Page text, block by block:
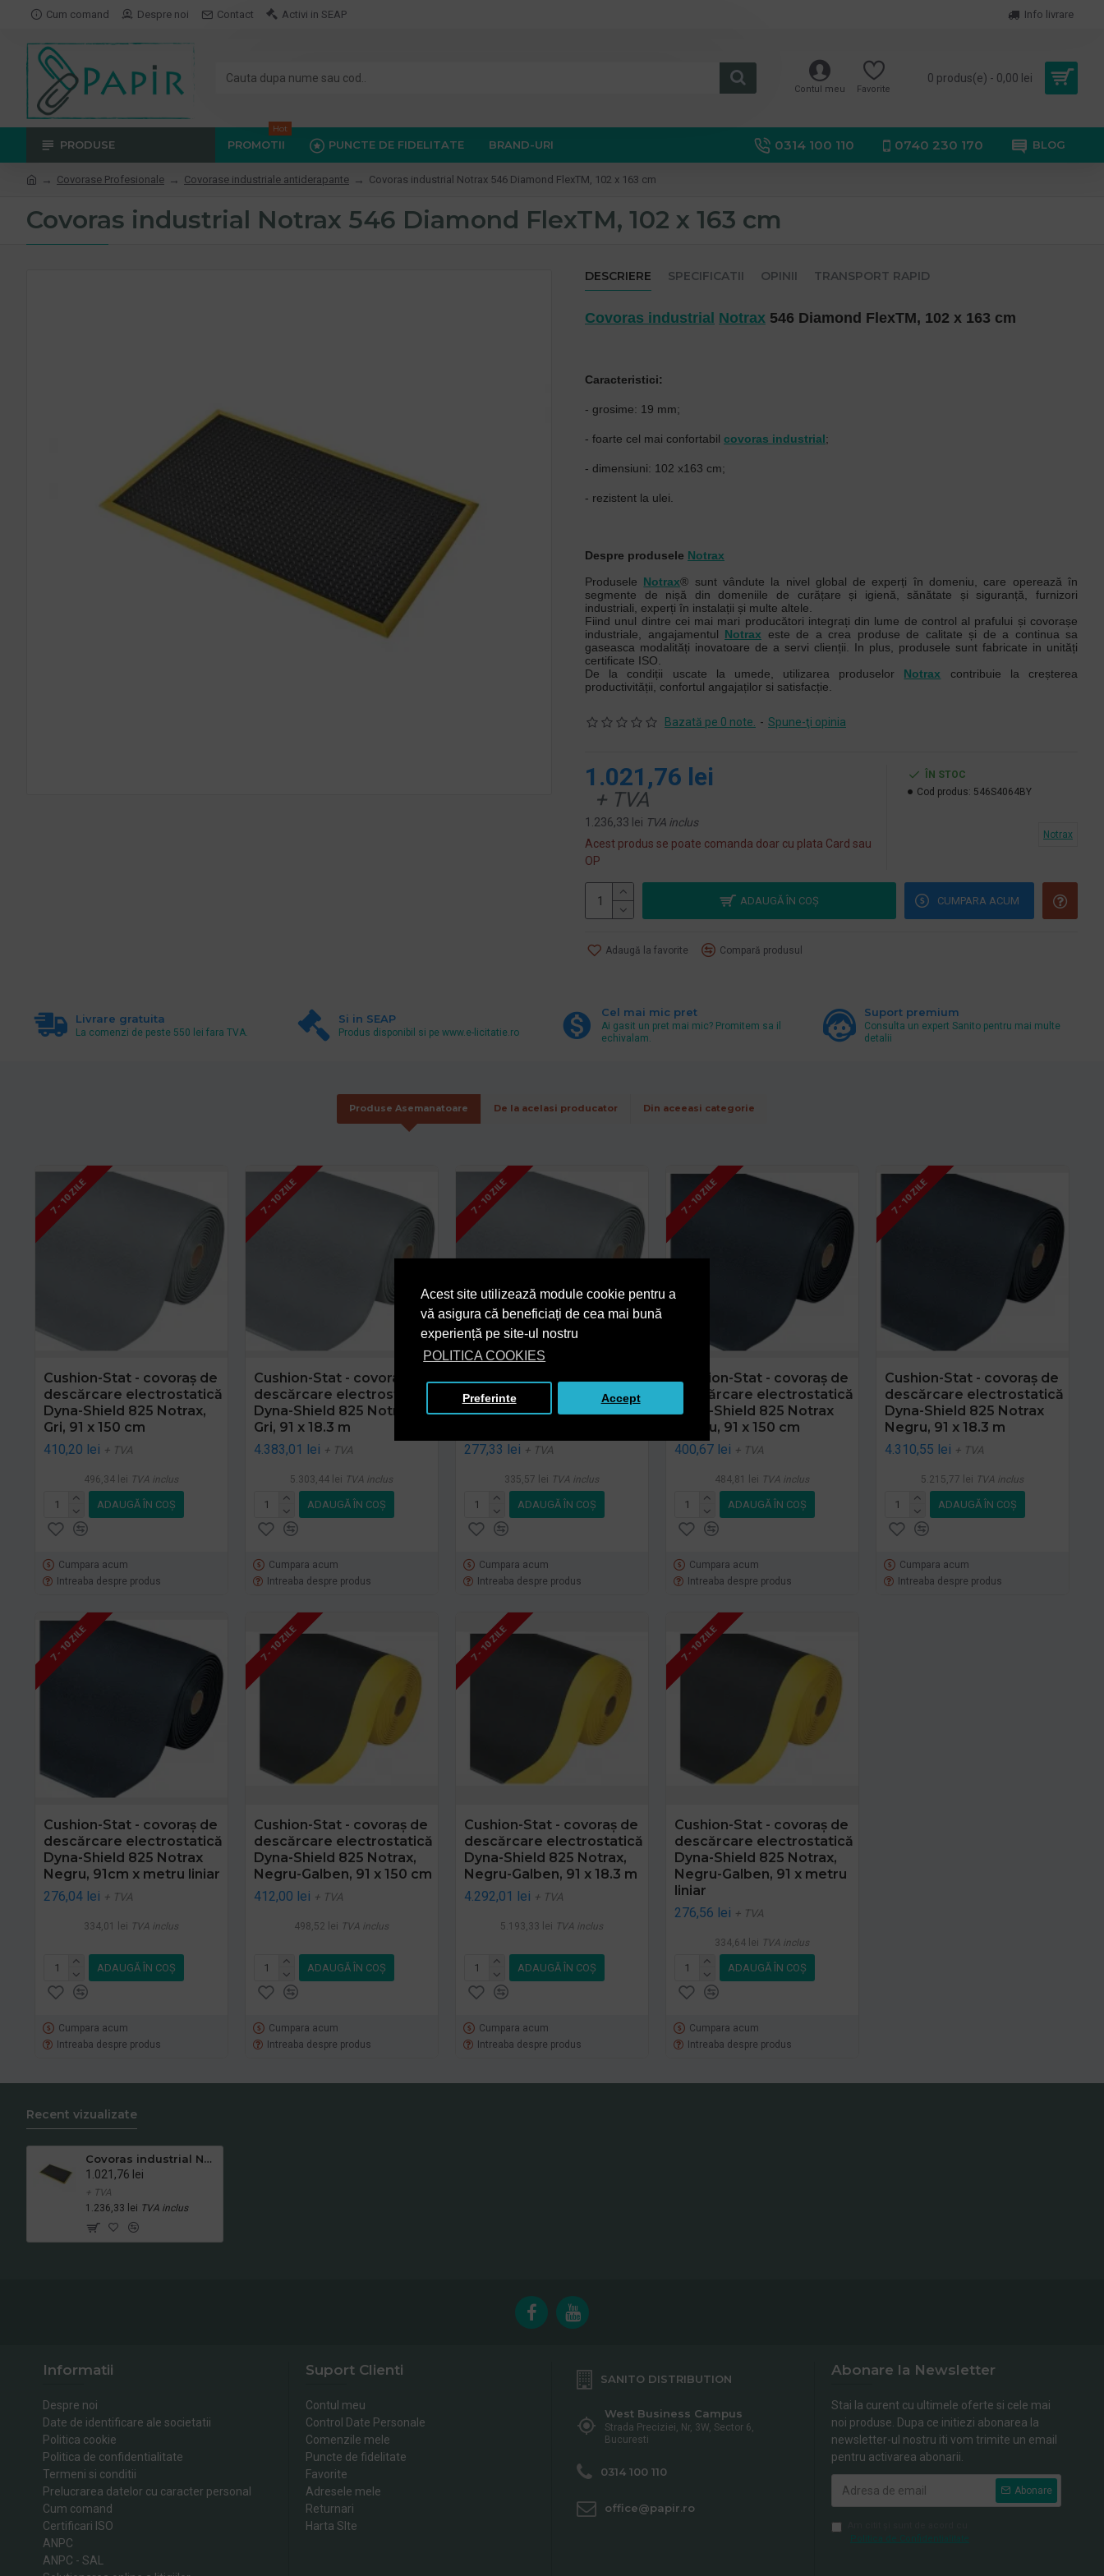
Acest site utilizează module cookie pentru a
vă asigura că beneficiați de cea mai bună
experiență pe site-ul nostru
POLITICA COOKIES
Preferinte Accept
Cum comand Despre noi Contact Activi in SEAP Info livrare
Contul meu Favorite
0 produs(e) - 0,00 lei
PRODUSE PROMOTII
Hot
PUNCTE DE FIDELITATE BRAND-URI 0314 100 110 0740 230 170 BLOG
Covorase Profesionale Covorase industriale antiderapante Covoras industrial Notrax 546 Diamond FlexTM, 102 x 163 cm
Covoras industrial Notrax 546 Diamond FlexTM, 102 x 163 cm
DESCRIERE SPECIFICATII OPINII TRANSPORT RAPID
Covoras industrial Notrax 546 Diamond FlexTM, 102 x 163 cm
Caracteristici:
- grosime: 19 mm;
- foarte cel mai confortabil covoras industrial;
- dimensiuni: 102 x163 cm;
- rezistent la ulei.
Despre produsele Notrax
Produsele Notrax® sunt vândute la nivel global de experți în domeniu, care operează în
segmente de nișă din domeniile de curățare și igienă, sănătate și siguranță, furnizori
industriali, experți în instalații și multe altele.
Fiind unul dintre cei mai mari producători integrați din lume de control al prafului și covorașe
industriale, angajamentul Notrax este de a crea produse de calitate și de a continua sa
gaseasca modalități inovatoare de a servi clienții. In plus, produsele sunt fabricate in unități
certificate ISO.
De la condiții uscate la umede, utilizarea produselor Notrax contribuie la creșterea
productivității, confortul angajaților si satisfacție.
Bazată pe 0 note. - Spune-ţi opinia
1.021,76 lei
+ TVA
1.236,33 lei TVA inclus
Acest produs se poate comanda doar cu plata Card sau
OP
ÎN STOC
Cod produs: 546S4064BY
Notrax
ADAUGĂ ÎN COŞ CUMPARA ACUM
Adaugă la favorite Compară produsul
Livrare gratuita
La comenzi de peste 550 lei fara TVA.
Si in SEAP
Produs disponibil si pe www.e-licitatie.ro
Cel mai mic pret
Ai gasit un pret mai mic? Promitem sa il
echivalam.
Suport premium
Consulta un expert Sanito pentru mai multe
detalii
Produse Asemanatoare De la acelasi producator Din aceeasi categorie
7 - 10 ZILE
Cushion-Stat - covoraș de
descărcare electrostatică
Dyna-Shield 825 Notrax,
Gri, 91 x 150 cm
410,20 lei + TVA
496,34 lei TVA inclus
ADAUGĂ ÎN COŞ
Cumpara acum
Intreaba despre produs
7 - 10 ZILE
Cushion-Stat - covoraș de
descărcare electrostatică
Dyna-Shield 825 Notrax,
Gri, 91 x 18.3 m
4.383,01 lei + TVA
5.303,44 lei TVA inclus
ADAUGĂ ÎN COŞ
Cumpara acum
Intreaba despre produs
7 - 10 ZILE
Cushion-Stat - covoraș de
descărcare electrostatică
Dyna-Shield 825 Notrax,
277,33 lei + TVA
335,57 lei TVA inclus
ADAUGĂ ÎN COŞ
Cumpara acum
Intreaba despre produs
7 - 10 ZILE
Cushion-Stat - covoraș de
descărcare electrostatică
Dyna-Shield 825 Notrax
Negru, 91 x 150 cm
400,67 lei + TVA
484,81 lei TVA inclus
ADAUGĂ ÎN COŞ
Cumpara acum
Intreaba despre produs
7 - 10 ZILE
Cushion-Stat - covoraș de
descărcare electrostatică
Dyna-Shield 825 Notrax
Negru, 91 x 18.3 m
4.310,55 lei + TVA
5.215,77 lei TVA inclus
ADAUGĂ ÎN COŞ
Cumpara acum
Intreaba despre produs
7 - 10 ZILE
Cushion-Stat - covoraș de
descărcare electrostatică
Dyna-Shield 825 Notrax
Negru, 91cm x metru liniar
276,04 lei + TVA
334,01 lei TVA inclus
ADAUGĂ ÎN COŞ
Cumpara acum
Intreaba despre produs
7 - 10 ZILE
Cushion-Stat - covoraș de
descărcare electrostatică
Dyna-Shield 825 Notrax,
Negru-Galben, 91 x 150 cm
412,00 lei + TVA
498,52 lei TVA inclus
ADAUGĂ ÎN COŞ
Cumpara acum
Intreaba despre produs
7 - 10 ZILE
Cushion-Stat - covoraș de
descărcare electrostatică
Dyna-Shield 825 Notrax,
Negru-Galben, 91 x 18.3 m
4.292,01 lei + TVA
5.193,33 lei TVA inclus
ADAUGĂ ÎN COŞ
Cumpara acum
Intreaba despre produs
7 - 10 ZILE
Cushion-Stat - covoraș de
descărcare electrostatică
Dyna-Shield 825 Notrax,
Negru-Galben, 91 x metru
liniar
276,56 lei + TVA
334,64 lei TVA inclus
ADAUGĂ ÎN COŞ
Cumpara acum
Intreaba despre produs
Recent vizualizate
Covoras industrial Notrax 546 Diamond FlexTM, 102 x 163 cm
1.021,76 lei
+ TVA
1.236,33 lei TVA inclus
Informatii
Despre noi
Date de identificare ale societatii
Politica cookie
Politica de confidentialitate
Termeni si conditii
Prelucrarea datelor cu caracter personal
Cum comand
Certificari ISO
ANPC
ANPC - SAL
Suport Clienti
Contul meu
Control Date Personale
Comenzile mele
Puncte de fidelitate
Favorite
Adresele mele
Returnari
Harta SIte
SANITO DISTRIBUTION
West Business Campus
Strada Preciziei, Nr, 3W, Sector 6,
Bucuresti
0314 100 110
office@papir.ro
Abonare la Newsletter
Stai la curent cu ultimele oferte si cele mai
noi produse. Dupa ce initiezi abonarea la
newsletter-ul nostru iti vom trimite un email
pentru activarea abonarii.
Abonare
Politica de Confidentialitate